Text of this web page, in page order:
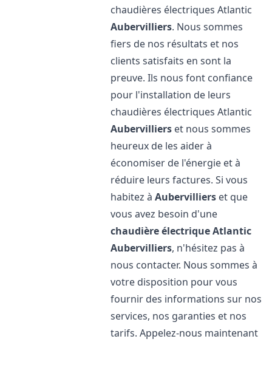
chaudières électriques Atlantic
Aubervilliers. Nous sommes
fiers de nos résultats et nos
clients satisfaits en sont la
preuve. Ils nous font confiance
pour l'installation de leurs
chaudières électriques Atlantic
Aubervilliers et nous sommes
heureux de les aider à
économiser de l'énergie et à
réduire leurs factures. Si vous
habitez àAubervilliers et que
vous avez besoin d'une
chaudière électrique Atlantic
Aubervilliers, n'hésitez pas à
nous contacter. Nous sommes à
votre disposition pour vous
fournir des informations sur nos
services, nos garanties et nos
tarifs. Appelez-nous maintenant